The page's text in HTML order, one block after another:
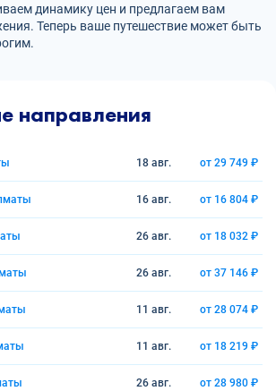
динамику цен и предлагаем вам
Теперь ваше путешествие может быть
направления
18 авг. от 29 749 ₽
16 авг. от 16 804 ₽
26 авг. от 18 032 ₽
26 авг. от 37 146 ₽
11 авг. от 28 074 ₽
11 авг. от 18 219 ₽
26 авг. от 28 980 ₽